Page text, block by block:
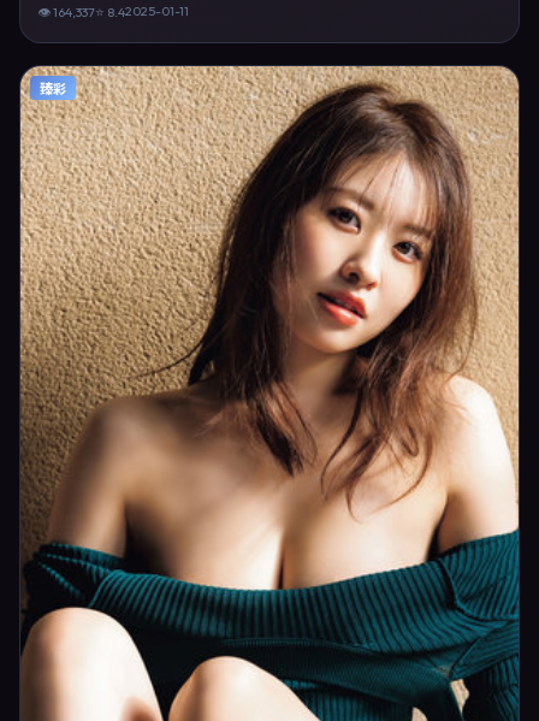
国 宁浩 白客」等关键词的观众。2025年1月11日起在法国地区网络平台首
👁164,337⭐ 8.42025-01-11
臻彩